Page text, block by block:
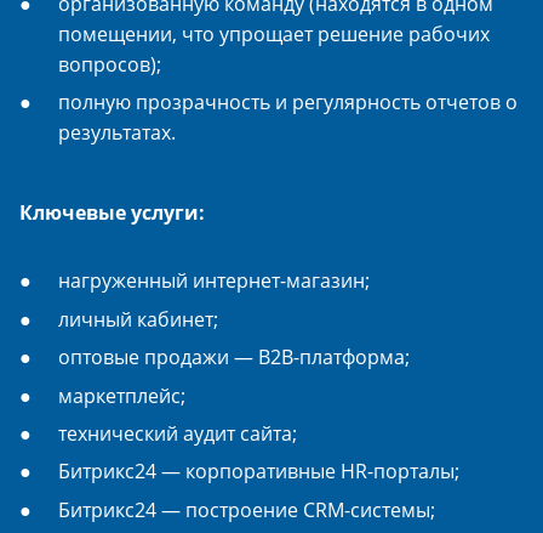
помещении, что упрощает решение рабочих
вопросов);
полную прозрачность и регулярность отчетов о
результатах.
Ключевые услуги:
нагруженный интернет-магазин;
личный кабинет;
оптовые продажи — B2B-платформа;
маркетплейс;
технический аудит сайта;
Битрикс24 — корпоративные HR-порталы;
Битрикс24 — построение CRM-системы;